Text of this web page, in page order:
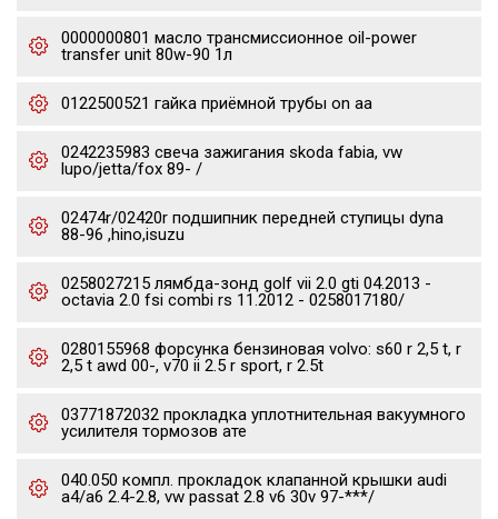
0000000801 масло трансмиссионное oil-power
transfer unit 80w-90 1л
0122500521 гайка приёмной трубы on aa
0242235983 свеча зажигания skoda fabia, vw
lupo/jetta/fox 89- /
02474r/02420r подшипник передней ступицы dyna
88-96 ,hino,isuzu
0258027215 лямбда-зонд golf vii 2.0 gti 04.2013 -
octavia 2.0 fsi combi rs 11.2012 - 0258017180/
0280155968 форсунка бензиновая volvo: s60 r 2,5 t, r
2,5 t awd 00-, v70 ii 2.5 r sport, r 2.5t
03771872032 прокладка уплотнительная вакуумного
усилителя тормозов ате
040.050 компл. прокладок клапанной крышки audi
a4/a6 2.4-2.8, vw passat 2.8 v6 30v 97-***/